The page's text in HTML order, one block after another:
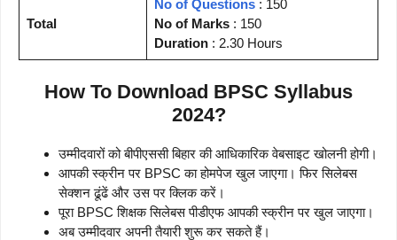
Total
No of Questions: 150
No of Marks: 150
Duration: 2.30 Hours
How To Download BPSC Syllabus
2024?
उम्मीदवारों को बीपीएससी बिहार की आधिकारिक वेबसाइट खोलनी होगी।
आपकी स्क्रीन पर BPSC का होमपेज खुल जाएगा। फिर सिलेबस
सेक्शन ढूंढें और उस पर क्लिक करें।
पूरा BPSC शिक्षक सिलेबस पीडीएफ आपकी स्क्रीन पर खुल जाएगा।
अब उम्मीदवार अपनी तैयारी शुरू कर सकते हैं।